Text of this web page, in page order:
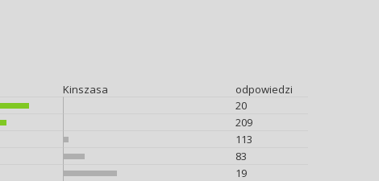
Kinszasa
odpowiedzi
20
209
113
83
19